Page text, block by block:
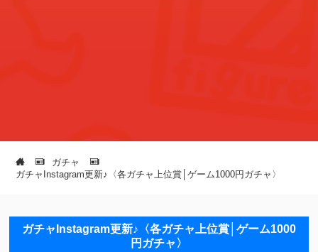
ガチャ
ガチャInstagram更新♪〈各ガチャ上位賞│ゲーム1000円ガチャ〉
ガチャInstagram更新♪〈各ガチャ上位賞│ゲーム1000
円ガチャ〉